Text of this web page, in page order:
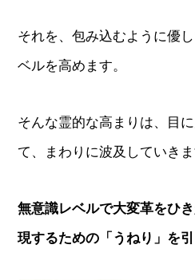
それを、包み込むように優
ベルを高めます。
そんな霊的な高まりは、目
て、まわりに波及していきま
無意識レベルで大変革をひ
現するための「うねり」を引